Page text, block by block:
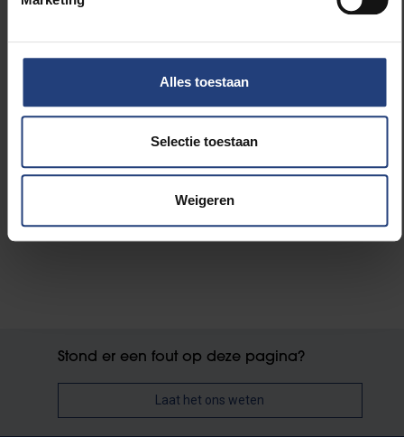
Alles toestaan
Selectie toestaan
Weigeren
voldoende ontmoetingsplekken.”
Lees meer over:
Faculteit Psychologie en
Stond er een fout op deze pagina?
Laat het ons weten